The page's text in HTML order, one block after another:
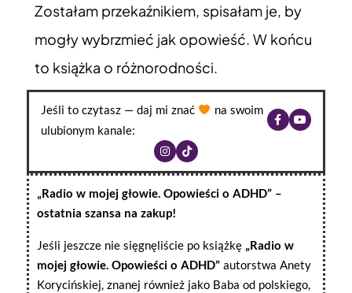
Zostałam przekaźnikiem, spisałam je, by
mogły wybrzmieć jak opowieść. W końcu
to książka o różnorodności.
Jeśli to czytasz — daj mi znać
na swoim
ulubionym kanale:
„Radio w mojej głowie. Opowieści o ADHD” –
ostatnia szansa na zakup!
Jeśli jeszcze nie sięgnęliście po książkę „Radio w
mojej głowie. Opowieści o ADHD”autorstwa Anety
Korycińskiej, znanej również jako Baba od polskiego,